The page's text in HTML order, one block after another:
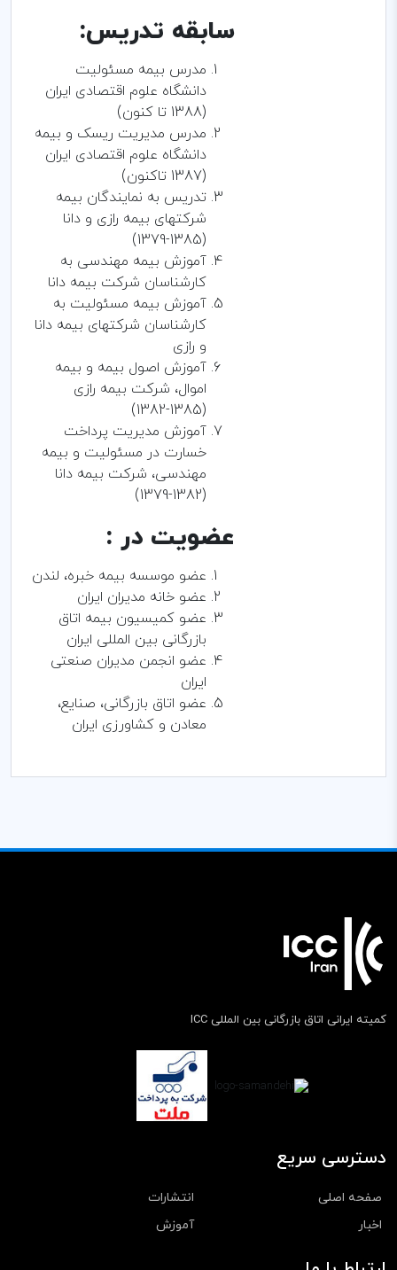
سابقه تدریس:
مدرس بیمه مسئولیت
دانشگاه علوم اقتصادی ایران
(1388 تا کنون)
مدرس مدیریت ریسک و بیمه
دانشگاه علوم اقتصادی ایران
(1387 تاکنون)
تدریس به نمایندگان بیمه
شرکتهای بیمه رازی و دانا
(1385-1379)
آموزش بیمه مهندسی به
کارشناسان شرکت بیمه دانا
آموزش بیمه مسئولیت به
کارشناسان شرکتهای بیمه دانا
و رازی
آموزش اصول بیمه و بیمه
اموال، شرکت بیمه رازی
(1385-1382)
آموزش مدیریت پرداخت
خسارت در مسئولیت و بیمه
مهندسی، شرکت بیمه دانا
(1382-1379)
عضویت در :
عضو موسسه بیمه خبره، لندن
عضو خانه مدیران ایران
عضو کمیسیون بیمه اتاق
بازرگانی بین المللی ایران
عضو انجمن مدیران صنعتی
ایران
عضو اتاق بازرگانی، صنایع،
معادن و کشاورزی ایران
کمیته ایرانی اتاق بازرگانی بین المللی ICC
دسترسی سریع
صفحه اصلی
انتشارات
اخبار
آموزش